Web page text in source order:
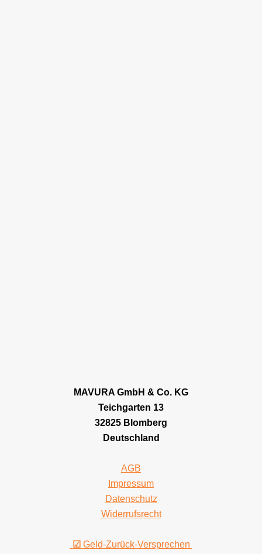
MAVURA GmbH & Co. KG
Teichgarten 13
32825 Blomberg
Deutschland
AGB
Impressum
Datenschutz
Widerrufsrecht
☑ Geld-Zurück-Versprechen